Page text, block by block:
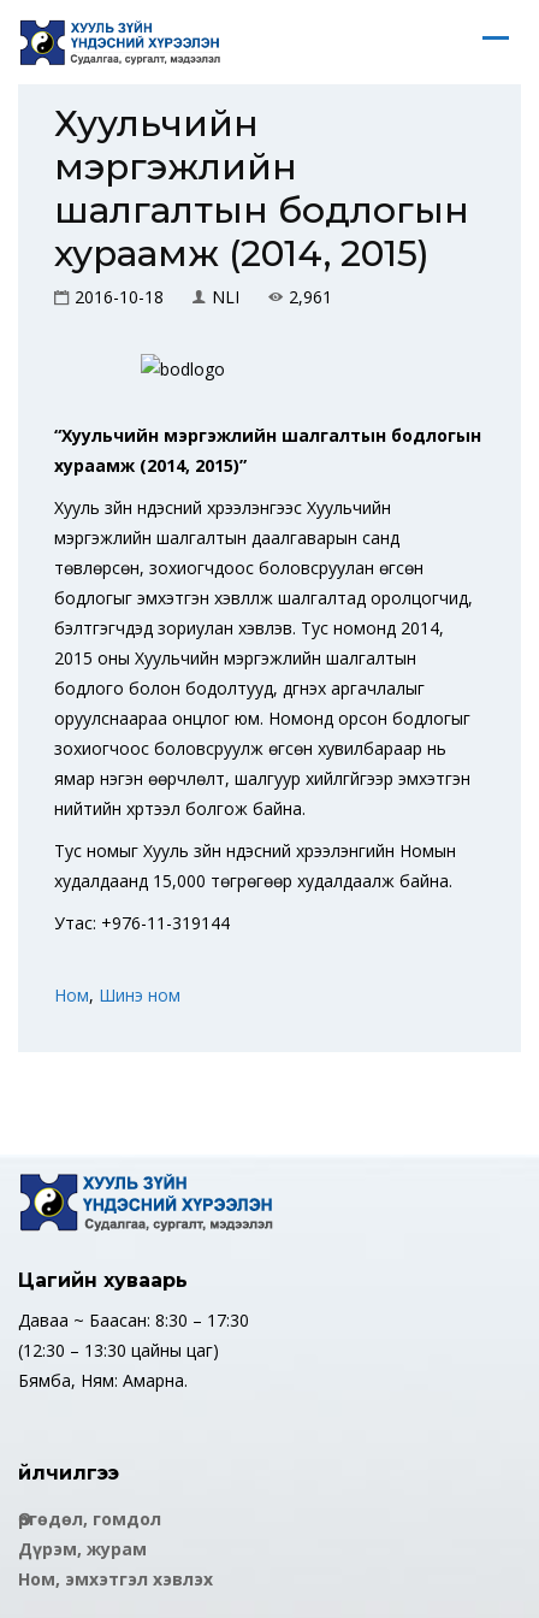
Хуульчийн
мэргэжлийн
шалгалтын бодлогын
хураамж (2014, 2015)
2016-10-18 NLI 2,961
“Хуульчийн мэргэжлийн шалгалтын бодлогын
хураамж (2014, 2015)”
Хууль зүйн үндэсний хүрээлэнгээс Хуульчийн
мэргэжлийн шалгалтын даалгаварын санд
төвлөрсөн, зохиогчдоос боловсруулан өгсөн
бодлогыг эмхэтгэн хэвлүүлж шалгалтад оролцогчид,
бэлтгэгчдэд зориулан хэвлэв. Тус номонд 2014,
2015 оны Хуульчийн мэргэжлийн шалгалтын
бодлого болон бодолтууд, дүгнэх аргачлалыг
оруулснаараа онцлог юм. Номонд орсон бодлогыг
зохиогчоос боловсруулж өгсөн хувилбараар нь
ямар нэгэн өөрчлөлт, шалгуур хийлгүйгээр эмхэтгэн
нийтийн хүртээл болгож байна.
Тус номыг Хууль зүйн үндэсний хүрээлэнгийн Номын
худалдаанд 15,000 төгрөгөөр худалдаалж байна.
Утас: +976-11-319144
Ном, Шинэ ном
Цагийн хуваарь
Даваа ~ Баасан: 8:30 – 17:30
(12:30 – 13:30 цайны цаг)
Бямба, Ням: Амарна.
Үйлчилгээ
Өргөдөл, гомдол
Дүрэм, журам
Ном, эмхэтгэл хэвлэх